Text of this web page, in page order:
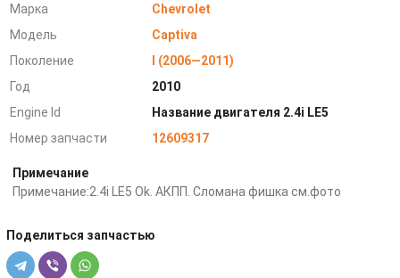
Марка
Chevrolet
Модель
Captiva
Поколение
I (2006—2011)
Год
2010
Engine Id
Название двигателя 2.4i LE5
Номер запчасти
12609317
Примечание
Примечание:2.4i LE5 Ok. АКПП. Сломана фишка см.фото
Поделиться запчастью